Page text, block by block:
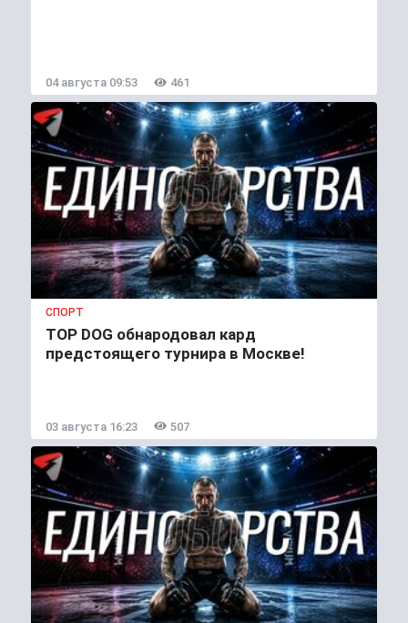
04 августа 09:53 461
СПОРТ
TOP DOG обнародовал кард
предстоящего турнира в Москве!
03 августа 16:23 507